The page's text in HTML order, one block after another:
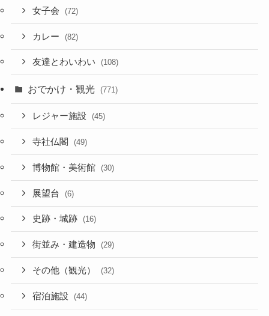
女子会 (72)
カレー (82)
友達とわいわい (108)
おでかけ・観光 (771)
レジャー施設 (45)
寺社仏閣 (49)
博物館・美術館 (30)
展望台 (6)
史跡・城跡 (16)
街並み・建造物 (29)
その他（観光） (32)
宿泊施設 (44)